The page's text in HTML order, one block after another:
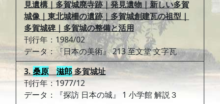
見遺構｜多賀城廃寺跡｜発見遺物｜新しい多賀
城像｜東北城柵の遺跡｜多賀城創建瓦の祖型｜
多賀城碑｜多賀城の整備と活用
刊行年：1984/02
データ：『日本の美術』 213 至文堂 文字瓦
3. 桑原 滋郎 多賀城址
刊行年：1977/12
データ：『探訪 日本の城』 1 小学館 解説３